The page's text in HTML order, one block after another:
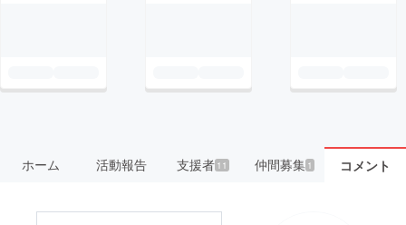
ホーム 活動報告 支援者 11 仲間募集 1 コメント